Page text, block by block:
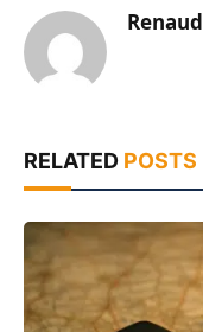
Renaud
RELATED POSTS